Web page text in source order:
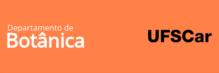
Departamento de
Botânica